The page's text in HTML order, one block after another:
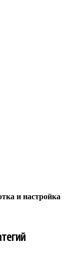
и настройка